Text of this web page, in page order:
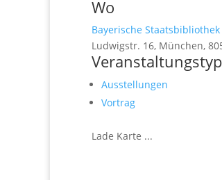
Wo
Bayerische Staatsbibliothek
Ludwigstr. 16, München,
Veranstaltungstyp
Ausstellungen
Vortrag
Lade Karte ...